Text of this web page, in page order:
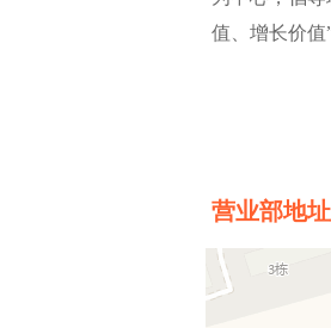
值、增长价值
营业部地址